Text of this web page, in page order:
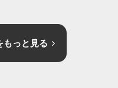
もっと見る